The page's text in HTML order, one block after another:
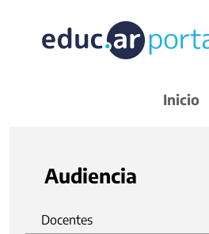
Inicio
Audiencia
Docentes